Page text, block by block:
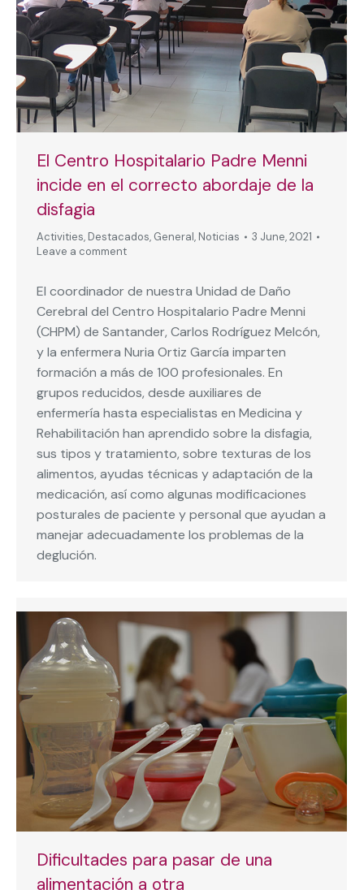
El Centro Hospitalario Padre Menni
incide en el correcto abordaje de la
disfagia
Activities, Destacados, General, Noticias
3 June, 2021
Leave a comment
El coordinador de nuestra Unidad de Daño
Cerebral del Centro Hospitalario Padre Menni
(CHPM) de Santander, Carlos Rodríguez Melcón,
y la enfermera Nuria Ortiz García imparten
formación a más de 100 profesionales. En
grupos reducidos, desde auxiliares de
enfermería hasta especialistas en Medicina y
Rehabilitación han aprendido sobre la disfagia,
sus tipos y tratamiento, sobre texturas de los
alimentos, ayudas técnicas y adaptación de la
medicación, así como algunas modificaciones
posturales de paciente y personal que ayudan a
manejar adecuadamente los problemas de la
deglución.
Dificultades para pasar de una
alimentación a otra